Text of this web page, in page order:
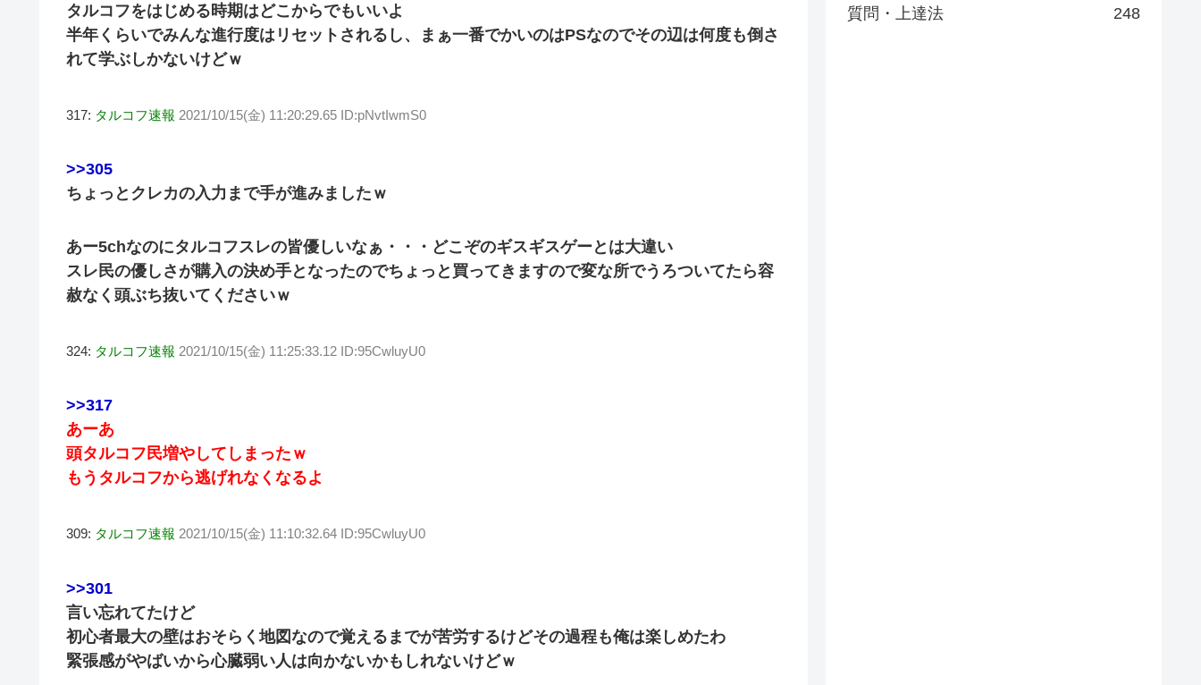
タルコフをはじめる時期はどこからでもいいよ
半年くらいでみんな進行度はリセットされるし、まぁ一番でかいのはPSなのでその辺は何度も倒さ
れて学ぶしかないけどｗ
317: タルコフ速報 2021/10/15(金) 11:20:29.65 ID:pNvtIwmS0
>>305
ちょっとクレカの入力まで手が進みましたｗ
あー5chなのにタルコフスレの皆優しいなぁ・・・どこぞのギスギスゲーとは大違い
スレ民の優しさが購入の決め手となったのでちょっと買ってきますので変な所でうろついてたら容
赦なく頭ぶち抜いてくださいｗ
324: タルコフ速報 2021/10/15(金) 11:25:33.12 ID:95CwluyU0
>>317
あーあ
頭タルコフ民増やしてしまったｗ
もうタルコフから逃げれなくなるよ
309: タルコフ速報 2021/10/15(金) 11:10:32.64 ID:95CwluyU0
>>301
言い忘れてたけど
初心者最大の壁はおそらく地図なので覚えるまでが苦労するけどその過程も俺は楽しめたわ
緊張感がやばいから心臓弱い人は向かないかもしれないけどｗ
質問・上達法 248